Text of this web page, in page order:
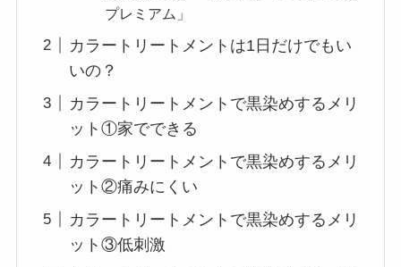
プレミアム」
カラートリートメントは1日だけでもい
いの？
カラートリートメントで黒染めするメリ
ット①家でできる
カラートリートメントで黒染めするメリ
ット②痛みにくい
カラートリートメントで黒染めするメリ
ット③低刺激